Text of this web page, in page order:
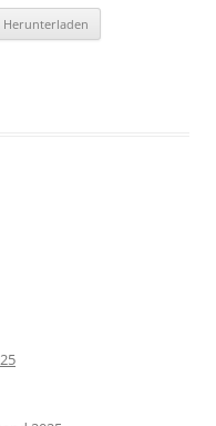
Herunterladen